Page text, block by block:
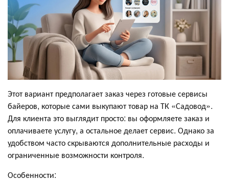
Этот вариант предполагает заказ через готовые сервисы
байеров, которые сами выкупают товар на ТК «Садовод».
Для клиента это выглядит просто: вы оформляете заказ и
оплачиваете услугу, а остальное делает сервис. Однако за
удобством часто скрываются дополнительные расходы и
ограниченные возможности контроля.
Особенности: